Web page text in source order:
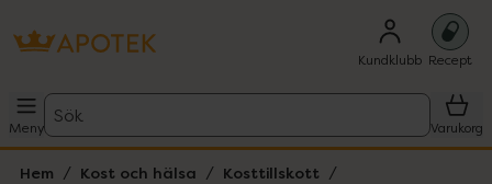
Kundklubb Recept
Meny
Sök
Varukorg
Hem Kost och hälsa
Kosttillskott